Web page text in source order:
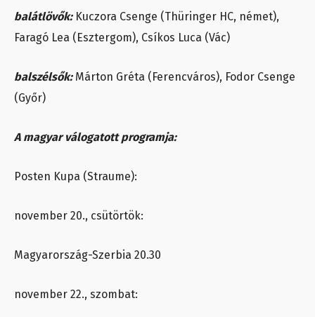
balátlövők: Kuczora Csenge (Thüringer HC, német),
Faragó Lea (Esztergom), Csíkos Luca (Vác)
balszélsők: Márton Gréta (Ferencváros), Fodor Csenge
(Győr)
A magyar válogatott programja:
Posten Kupa (Straume):
november 20., csütörtök:
Magyarország-Szerbia 20.30
november 22., szombat: